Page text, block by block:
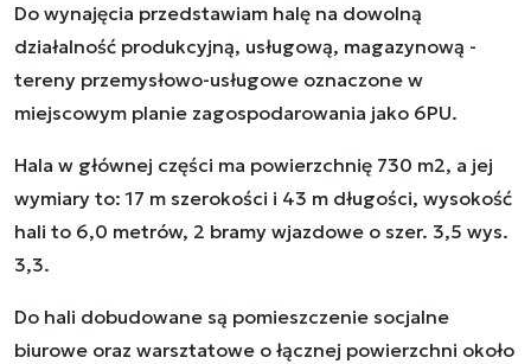
Do wynajęcia przedstawiam halę na dowolną
działalność produkcyjną, usługową, magazynową -
tereny przemysłowo-usługowe oznaczone w
miejscowym planie zagospodarowania jako 6PU.
Hala w głównej części ma powierzchnię 730 m2, a jej
wymiary to: 17 m szerokości i 43 m długości, wysokość
hali to 6,0 metrów, 2 bramy wjazdowe o szer. 3,5 wys.
3,3.
Do hali dobudowane są pomieszczenie socjalne
biurowe oraz warsztatowe o łącznej powierzchni około